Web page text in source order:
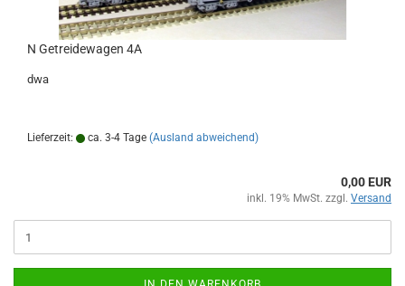
N Getreidewagen 4A
dwa
Lieferzeit: ca. 3-4 Tage (Ausland abweichend)
0,00 EUR
inkl. 19% MwSt. zzgl. Versand